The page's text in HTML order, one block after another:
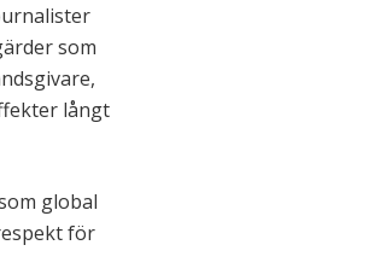
som
långt
global
för